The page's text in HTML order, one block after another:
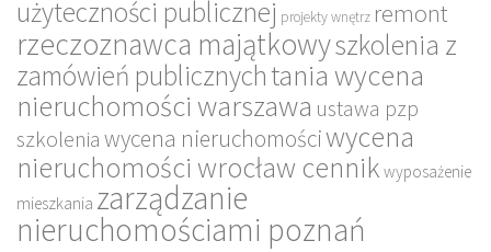
użyteczności publicznej projekty wnętrz remont
rzeczoznawca majątkowyszkolenia z
zamówień publicznychtania wycena
nieruchomości warszawa ustawa pzp
szkolenia wycena nieruchomościwycena
nieruchomości wrocław cennik wyposażenie
mieszkania zarządzanie
nieruchomościami poznań